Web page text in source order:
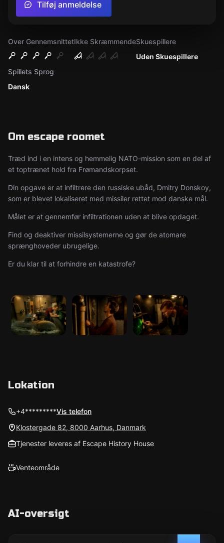
Over GennemsnittetIkke Skræmmende
Uden Skuespillere
Skuespillere
Dansk
Spillets Sprog
Om escape roomet
Træd ind i en intens og hemmelig NATO-mission som en del af
et toptrænet hold fra Frømandskorpset.
Din opgave er at infiltrere den russiske ubåd, Dmitry Donskoy,
som er blevet lokaliseret med missiler rettet mod danske mål.
Målet er at gennemfør infiltrationen uden at blive opdaget.
Find og deaktiver missilsystemerne og gør de atomare
sprænghoveder ubrugelige.
Er du klar til at forhindre en katastrofe?
Tilføj anmeldelse
Lokation
+4*********Vis telefon
Klostergade 82, 8000 Aarhus, Danmark
Tjenester leveres af Escape History House
Venteområde
AI-oversigt